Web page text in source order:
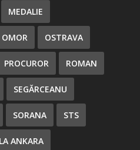
MEDALIE
OMOR OSTRAVA
PROCUROR ROMAN
SEGĂRCEANU
SORANA STS
ANKARA